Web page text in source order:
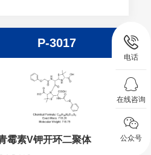
P-3017
霉素V钾开环二聚体
电话
在线咨询
公众号